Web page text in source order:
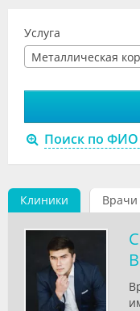
Резюме
Объявления
Форум
Клиники
Специалисты
Галерея
Блоги
Лаборатории
Услуга
Металлическая
Поиск по ФИО
Клиники Врачи